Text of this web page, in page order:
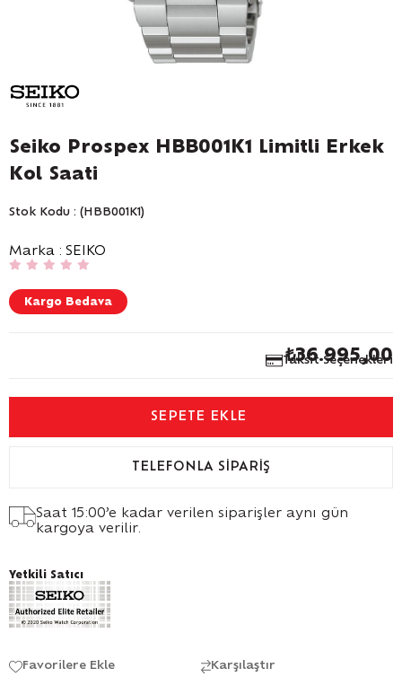
Seiko Prospex HBB001K1 Limitli Erkek
Kol Saati
Stok Kodu (HBB001K1)
Marka : SEIKO
Kargo Bedava
Taksit Seçenekleri
₺36.995,00
TELEFONLA SIPARIŞ
Saat 15:00’e kadar verilen siparişler aynı gün
kargoya verilir.
Yetkili Satıcı
Favorilere Ekle Karşılaştır